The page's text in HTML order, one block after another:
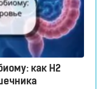
как H2